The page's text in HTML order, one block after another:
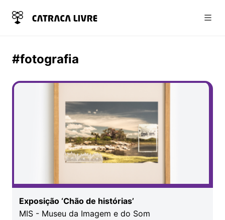
#fotografia
Exposição ‘Chão de histórias’
MIS - Museu da Imagem e do Som